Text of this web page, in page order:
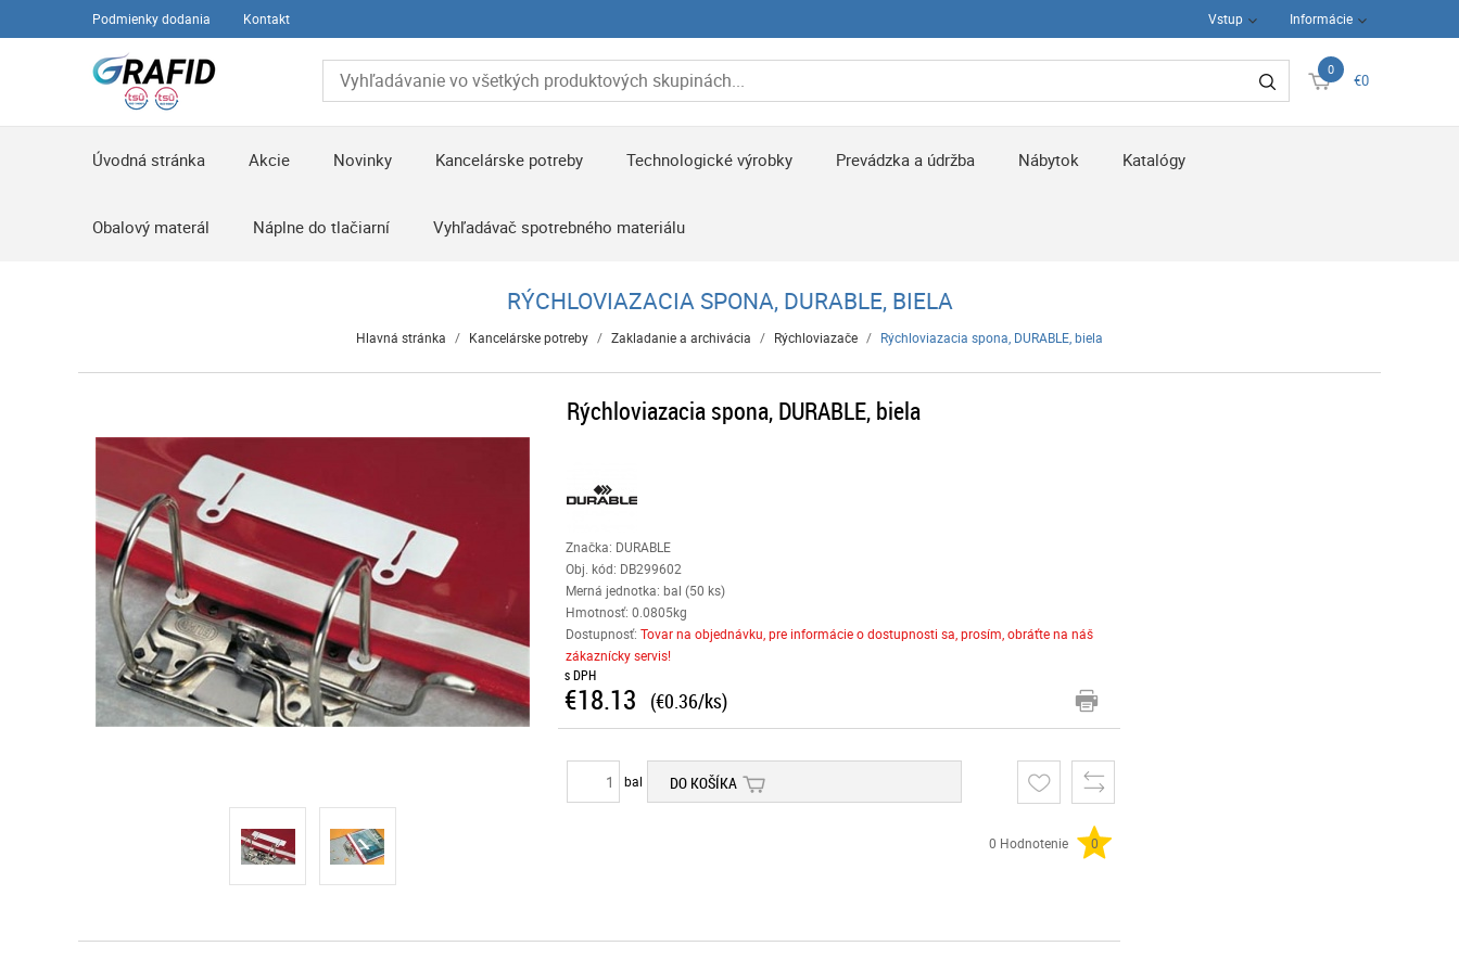
Podmienky dodania Kontakt Vstup Informácie
0
€0
Úvodná stránka Akcie Novinky Kancelárske potreby Technologické výrobky Prevádzka a údržba Nábytok Katalógy
Obalový materál Náplne do tlačiarní Vyhľadávač spotrebného materiálu
RÝCHLOVIAZACIA SPONA, DURABLE, BIELA
Hlavná stránka / Kancelárske potreby / Zakladanie a archivácia / Rýchloviazače / Rýchloviazacia spona, DURABLE, biela
Rýchloviazacia spona, DURABLE, biela
Značka: DURABLE
Obj. kód: DB299602
Merná jednotka: bal (50 ks)
Hmotnosť: 0.0805kg
Dostupnosť: Tovar na objednávku, pre informácie o dostupnosti sa, prosím, obráťte na náš
zákaznícky servis!
s DPH
€18.13 (€0.36/ks)
bal DO KOŠÍKA
0 Hodnotenie 0